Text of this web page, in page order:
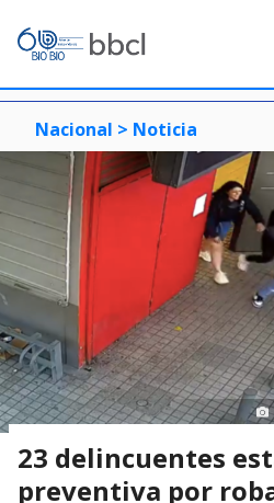
Nacional > Noticia
23 delincuentes
preventiva por